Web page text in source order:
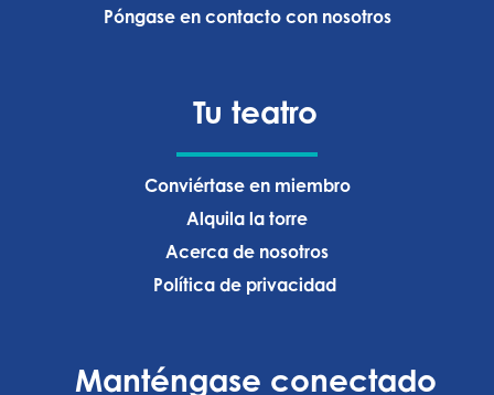
Póngase en contacto con nosotros
Tu teatro
Conviértase en miembro
Alquila la torre
Acerca de nosotros
Política de privacidad ‍
Manténgase conectado